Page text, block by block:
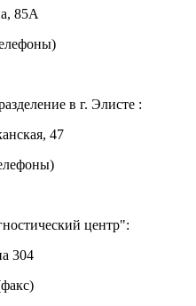
85А
в г. Элисте :
47
центр":
304